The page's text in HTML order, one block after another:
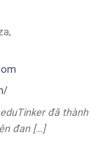
đã
đan […]